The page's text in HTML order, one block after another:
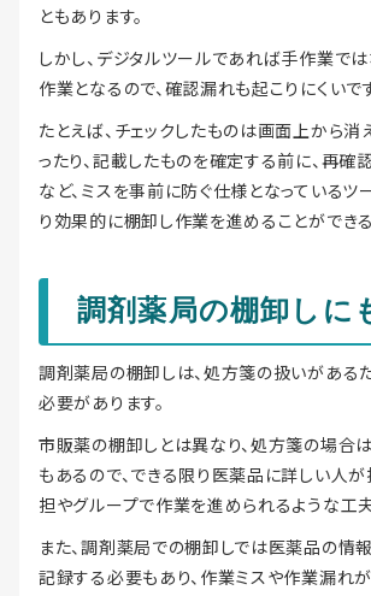
ともあります。
しかし、デジタルツールであれば手作業で
作業となるので、確認漏れも起こりにくいで
たとえば、チェックしたものは画面上から消
ったり、記載したものを確定する前に、再確
など、ミスを事前に防ぐ仕様となっているツ
り効果的に棚卸し作業を進めることができる
調剤薬局の棚卸しに
調剤薬局の棚卸しは、処方箋の扱いがある
必要があります。
市販薬の棚卸しとは異なり、処方箋の場合
もあるので、できる限り医薬品に詳しい人
担やグループで作業を進められるような工夫
また、調剤薬局での棚卸しでは医薬品の情
記録する必要もあり、作業ミスや作業漏れ